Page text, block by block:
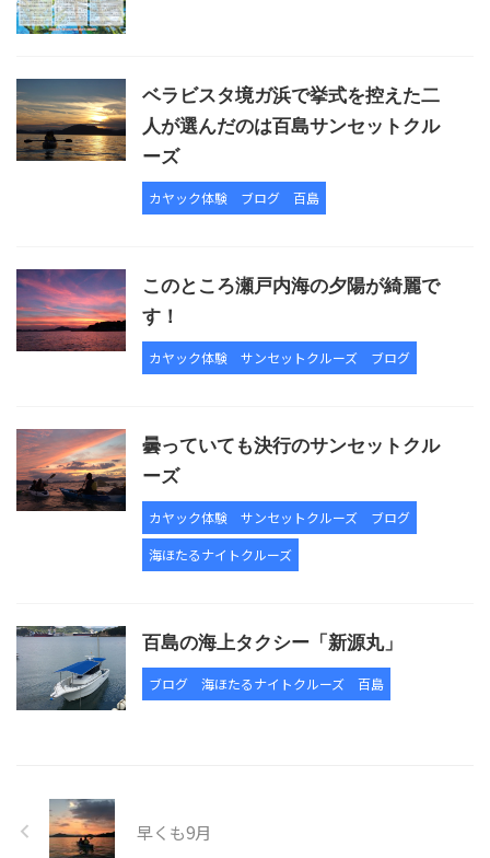
ベラビスタ境ガ浜で挙式を控えた二
人が選んだのは百島サンセットクル
ーズ
カヤック体験 ブログ 百島
このところ瀬戸内海の夕陽が綺麗で
す！
カヤック体験 サンセットクルーズ ブログ
曇っていても決行のサンセットクル
ーズ
カヤック体験 サンセットクルーズ
ブログ
海ほたるナイトクルーズ
百島の海上タクシー「新源丸」
ブログ 海ほたるナイトクルーズ 百島
早くも9月